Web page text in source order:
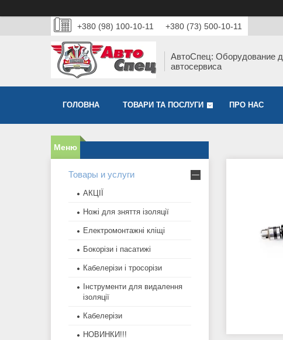
+380 (98) 100-10-11 +380 (73) 500-10-11
АвтоСпец: Оборудование
автосервиса
ГОЛОВНА ТОВАРИ ТА ПОСЛУГИ ПРО НАС
Товары и услуги
АКЦІЇ
Ножі для зняття ізоляції
Електромонтажні кліщі
Бокорізи і пасатижі
Кабелерізи і тросорізи
Інструменти для видалення
ізоляції
Кабелерізи
НОВИНКИ!!!